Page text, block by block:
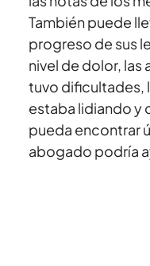
También puede
progreso de sus
nivel de dolor, las
tuvo dificultades,
estaba lidiando y
pueda encontrar
abogado podría